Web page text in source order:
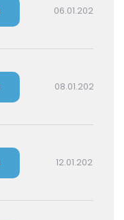
06.01.2027 14:30
08.01.2027 16:00
12.01.2027 16:00